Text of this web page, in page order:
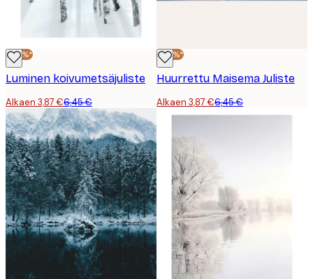
-40%*
Luminen koivumetsäjuliste
Alkaen 3,87 €6,45 €
-40%*
Huurrettu Maisema Juliste
Alkaen 3,87 €6,45 €